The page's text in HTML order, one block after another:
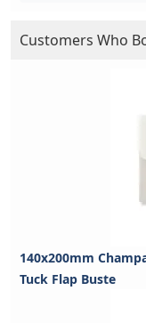
Customers Who
140x200mm
Tuck Flap Buste